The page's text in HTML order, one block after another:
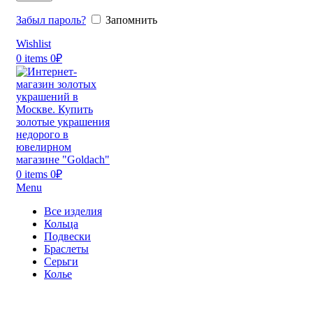
Забыл пароль?
Запомнить
Wishlist
0 items 0₽
0 items 0₽
Menu
Все изделия
Кольца
Подвески
Браслеты
Серьги
Колье